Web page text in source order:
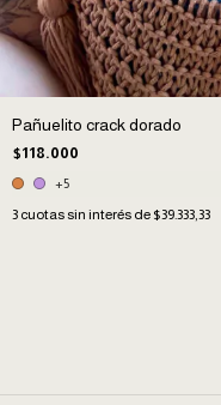
Pañuelito crack dorado
$118.000
+5
3 cuotas sin interés de $39.333,33